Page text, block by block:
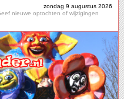
zondag 9 augustus 2026
nieuwe optochten of wijzigingen